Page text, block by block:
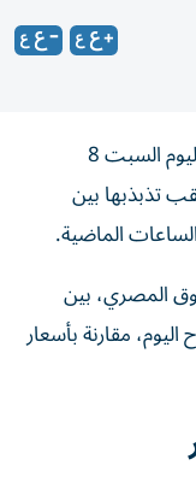
انتعشت أسعار الذهب في مصر، صباح اليوم السبت 8
عقب تذبذبها بين
الماضية.
المصري، بين
15 جنيهاً، صباح اليوم، مقارنة بأسعار